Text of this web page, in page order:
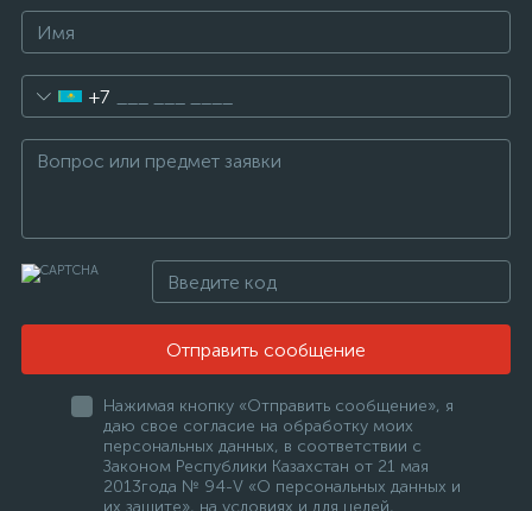
+7
Отправить сообщение
Нажимая кнопку «Отправить сообщение», я
даю свое согласие на обработку моих
персональных данных, в соответствии с
Законом Республики Казахстан от 21 мая
2013года № 94-V «О персональных данных и
их защите», на условиях и для целей,